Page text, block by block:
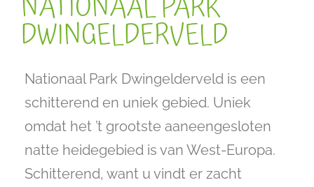
DWINGELDERVELD
Nationaal Park Dwingelderveld is een
schitterend en uniek gebied. Uniek
omdat het ’t grootste aaneengesloten
natte heidegebied is van West-Europa.
Schitterend, want u vindt er zacht